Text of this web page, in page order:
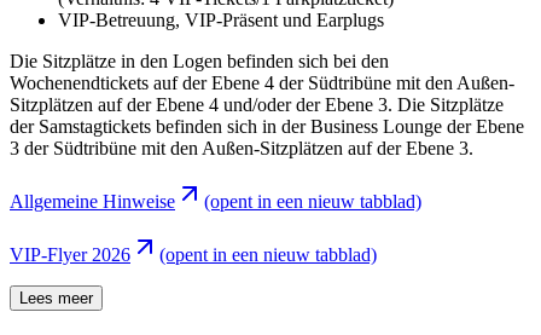
VIP-Betreuung, VIP-Präsent und Earplugs
Die Sitzplätze in den Logen befinden sich bei den
Wochenendtickets auf der Ebene 4 der Südtribüne mit den Außen-
Sitzplätzen auf der Ebene 4 und/oder der Ebene 3. Die Sitzplätze
der Samstagtickets befinden sich in der Business Lounge der Ebene
3 der Südtribüne mit den Außen-Sitzplätzen auf der Ebene 3.
Allgemeine Hinweise (opent in een nieuw tabblad)
VIP-Flyer 2026 (opent in een nieuw tabblad)
Lees meer